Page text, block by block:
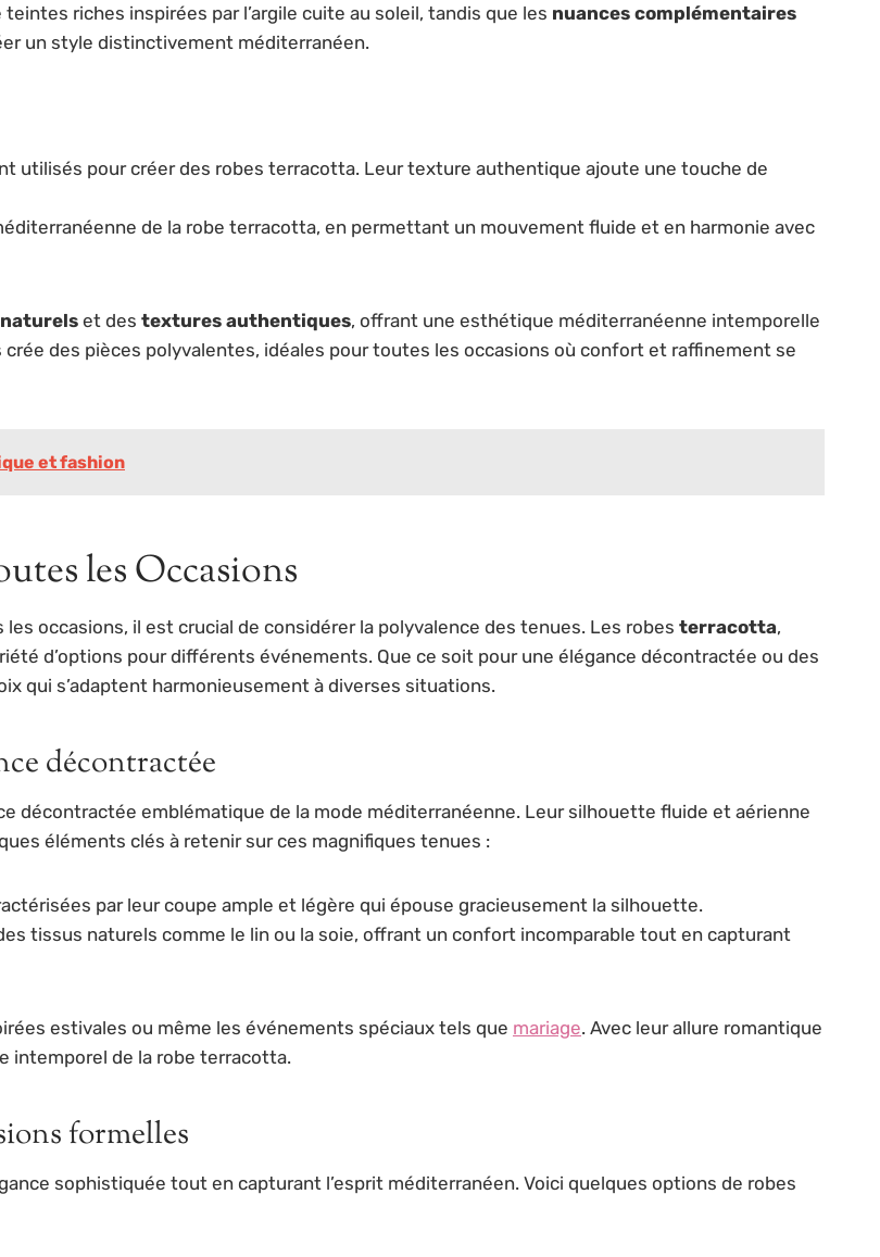
riches inspirées par l’argile cuite au soleil, tandis que les nuances complémentaires
un style distinctivement méditerranéen.
utilisés pour créer des robes terracotta. Leur texture authentique ajoute une touche de
de la robe terracotta, en permettant un mouvement fluide et en harmonie avec
et des textures authentiques, offrant une esthétique méditerranéenne intemporelle
des pièces polyvalentes, idéales pour toutes les occasions où confort et raffinement se
et fashion
les Occasions
occasions, il est crucial de considérer la polyvalence des tenues. Les robes terracotta,
d’options pour différents événements. Que ce soit pour une élégance décontractée ou des
qui s’adaptent harmonieusement à diverses situations.
décontractée
décontractée emblématique de la mode méditerranéenne. Leur silhouette fluide et aérienne
éléments clés à retenir sur ces magnifiques tenues :
par leur coupe ample et légère qui épouse gracieusement la silhouette.
tissus naturels comme le lin ou la soie, offrant un confort incomparable tout en capturant
estivales ou même les événements spéciaux tels que mariage. Avec leur allure romantique
intemporel de la robe terracotta.
formelles
sophistiquée tout en capturant l’esprit méditerranéen. Voici quelques options de robes